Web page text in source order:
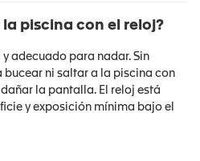
la piscina con el reloj?
adecuado para nadar. Sin
bucear ni saltar a la piscina con
la pantalla. El reloj está
y exposición mínima bajo el